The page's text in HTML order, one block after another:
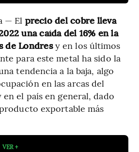
— El precio del cobre lleva
una caída del 16% en la
de Londresy en los últimos
para este metal ha sido la
tendencia a la baja, algo
en las arcas del
el país en general, dado
exportable más
VER +